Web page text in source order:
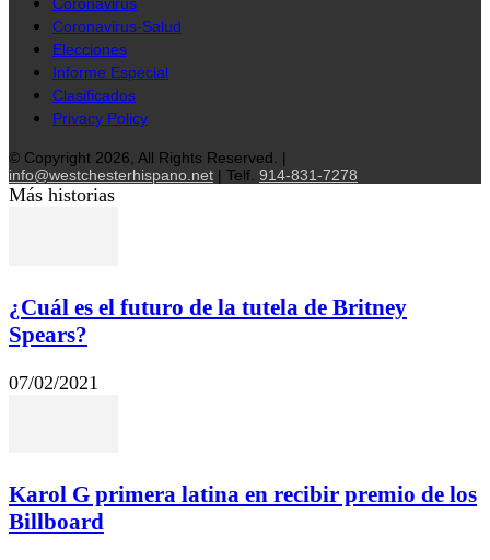
Coronavirus
Coronavirus-Salud
Elecciones
Informe Especial
Clasificados
Privacy Policy
© Copyright 2026, All Rights Reserved. |
info@westchesterhispano.net | Telf. 914-831-7278
Más historias
¿Cuál es el futuro de la tutela de Britney
Spears?
07/02/2021
Karol G primera latina en recibir premio de los
Billboard